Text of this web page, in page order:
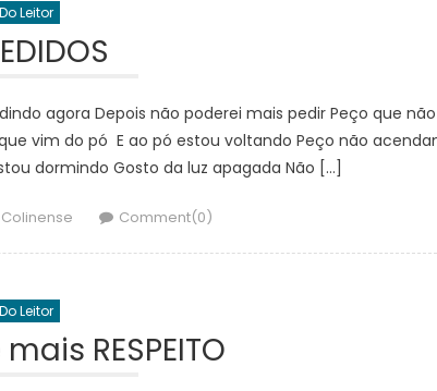
Leitor
agora Depois não poderei mais pedir Peço que não
vim do pó E ao pó estou voltando Peço não
dormindo Gosto da luz apagada Não […]
Comment(0)
Leitor
RESPEITO